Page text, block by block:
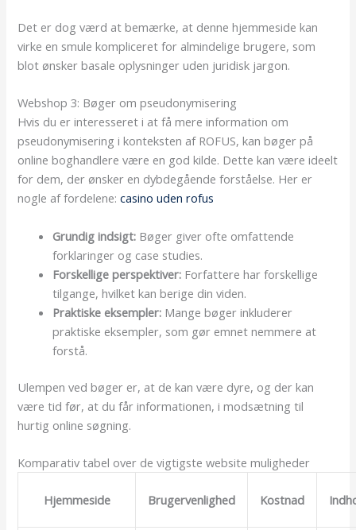
Det er dog værd at bemærke, at denne hjemmeside kan
virke en smule kompliceret for almindelige brugere, som
blot ønsker basale oplysninger uden juridisk jargon.
Webshop 3: Bøger om pseudonymisering
Hvis du er interesseret i at få mere information om
pseudonymisering i konteksten af ROFUS, kan bøger på
online boghandlere være en god kilde. Dette kan være ideelt
for dem, der ønsker en dybdegående forståelse. Her er
nogle af fordelene:casino uden rofus
Grundig indsigt: Bøger giver ofte omfattende
forklaringer og case studies.
Forskellige perspektiver: Forfattere har forskellige
tilgange, hvilket kan berige din viden.
Praktiske eksempler: Mange bøger inkluderer
praktiske eksempler, som gør emnet nemmere at
forstå.
Ulempen ved bøger er, at de kan være dyre, og der kan
være tid før, at du får informationen, i modsætning til
hurtig online søgning.
Komparativ tabel over de vigtigste website muligheder
Hjemmeside Brugervenlighed Kostnad